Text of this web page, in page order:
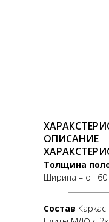
ОПИСАНИЕ
Толщина
Ширина – от
Состав